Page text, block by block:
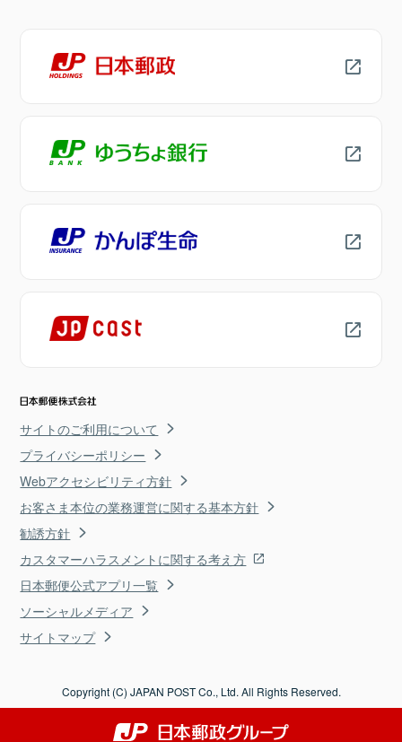
サイトのご利用について
プライバシーポリシー
Webアクセシビリティ方針
お客さま本位の業務運営に関する基本方針
勧誘方針
カスタマーハラスメントに関する考え方
日本郵便公式アプリ一覧
ソーシャルメディア
サイトマップ
Copyright (C) JAPAN POST Co., Ltd. All Rights Reserved.